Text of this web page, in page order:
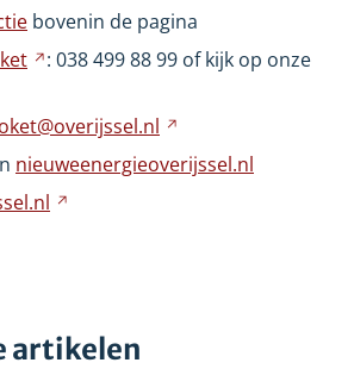
bovenin de pagina
Verwijst
een
andere
website
: 0384998899 of kijk op onze
naar
een
nieuweenergieoverijssel.nl
artikelen